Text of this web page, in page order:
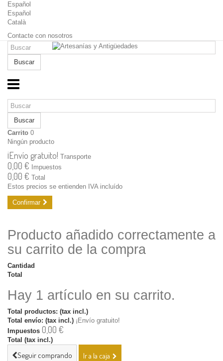
Español
Español
Català
Contacte con nosotros
Buscar
Buscar
Carrito 0
Ningún producto
¡Envío gratuito! Transporte
0,00 € Impuestos
0,00 € Total
Estos precios se entienden IVA incluído
Confirmar
Producto añadido correctamente a
su carrito de la compra
Cantidad
Total
Hay 1 artículo en su carrito.
Total productos: (tax incl.)
Total envío: (tax incl.) ¡Envío gratuito!
Impuestos 0,00 €
Total (tax incl.)
Seguir comprando Ir a la caja